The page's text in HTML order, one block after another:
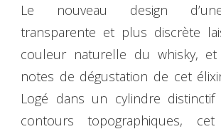
Le nouveau design
transparente et plus discrète
couleur naturelle du whisky, et
notes de dégustation de cet
Logé dans un cylindre
contours topographiques,